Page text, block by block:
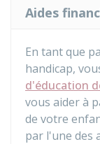
Aides
En tant que
handicap,
d'éducation
vous aider à
de votre
par l'une des